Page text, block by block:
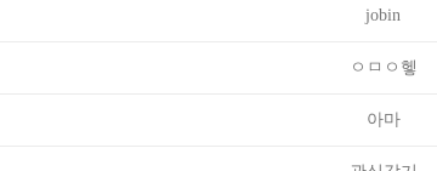
jobin
ㅇㅁㅇ헿
아마